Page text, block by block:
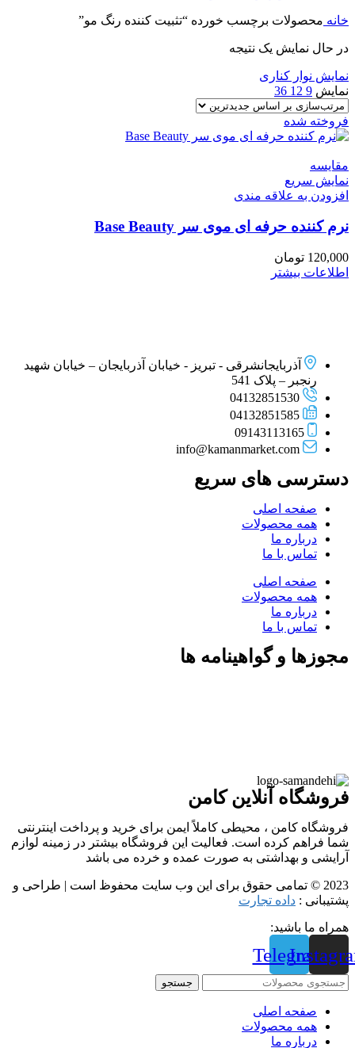
خانه محصولات برچسب خورده “تثبیت کننده رنگ مو”
در حال نمایش یک نتیجه
نمایش نوار کناری
نمایش 9
12
36
فروخته شده
مقايسه
نمایش سریع
افزودن به علاقه مندی
نرم کننده حرفه ای موی سر Base Beauty
120,000 تومان
اطلاعات بیشتر
آذربایجانشرقی - تبریز - خیابان آذربایجان – خیابان شهید
رنجبر – پلاک 541
04132851530
04132851585
09143113165
info@kamanmarket.com
دسترسی های سریع
صفحه اصلی
همه محصولات
درباره ما
تماس با ما
صفحه اصلی
همه محصولات
درباره ما
تماس با ما
مجوزها و گواهینامه ها
فروشگاه آنلاین کامن
فروشگاه کامن ، محیطی کاملاً ایمن برای خرید و پرداخت اینترنتی
شما فراهم کرده است. فعالیت این فروشگاه بیشتر در زمینه لوازم
آرایشی و بهداشتی به صورت عمده و خرده می باشد
2023 © تمامی حقوق برای این وب سایت محفوظ است | طراحی و
پشتیبانی : داده تجارت
همراه ما باشید:
Telegram
جستجو
صفحه اصلی
همه محصولات
درباره ما